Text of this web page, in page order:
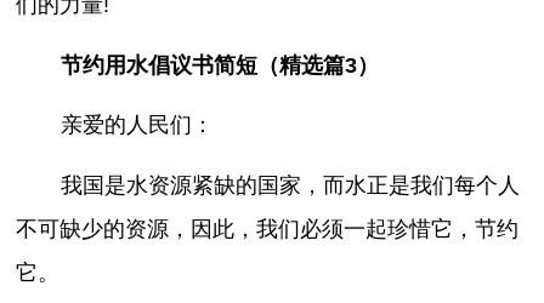
们的力量!
节约用水倡议书简短（精选篇3）
亲爱的人民们：
我国是水资源紧缺的国家，而水正是我们每个人
不可缺少的资源，因此，我们必须一起珍惜它，节约
它。